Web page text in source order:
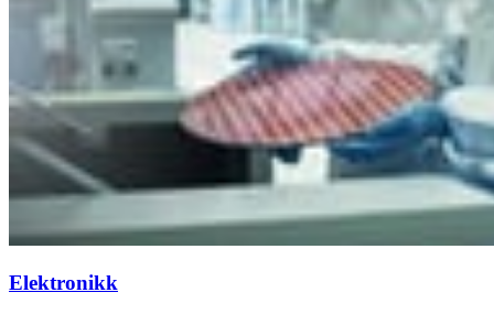
Elektronikk